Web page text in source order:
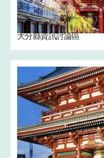
大分縣資訊討論區